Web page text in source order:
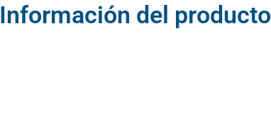
Información del producto